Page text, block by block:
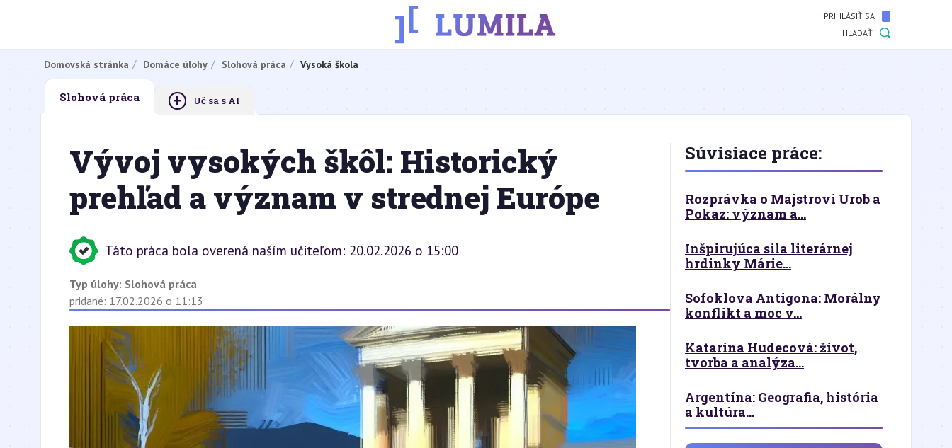
PRIHLÁSIŤ SA
HĽADAŤ
Domovská stránka Domáce úlohy Slohová práca Vysoká škola
Slohová práca + Uč sa s AI
Vývoj vysokých škôl: Historický
prehľad a význam v strednej Európe
Táto práca bola overená naším učiteľom: 20.02.2026 o 15:00
Typ úlohy: Slohová práca
pridané: 17.02.2026 o 11:13
Súvisiace práce:
Rozprávka o Majstrovi Urob a
Pokaz: význam a...
Inšpirujúca sila literárnej
hrdinky Márie...
Sofoklova Antigona: Morálny
konflikt a moc v...
Katarína Hudecová: život,
tvorba a analýza...
Argentína: Geografia, história
a kultúra...